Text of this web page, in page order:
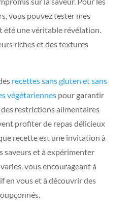
vous pouvez tester mes
été une véritable révélation.
riches et des textures
recettes sans gluten et sans
végétariennespour garantir
des restrictions alimentaires
profiter de repas délicieux
recette est une invitation à
saveurs et à expérimenter
vous encourageant à
en vous et à découvrir des